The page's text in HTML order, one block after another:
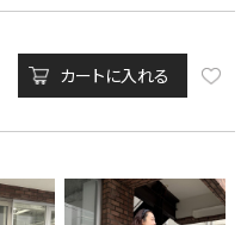
カートに入れる